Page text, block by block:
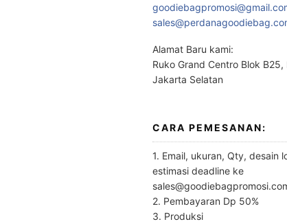
Alamat Baru kami:
Ruko Grand Centro Blok
Jakarta Selatan
CARA PEMESANAN:
1. Email, ukuran, Qty, desain
estimasi deadline ke
2. Pembayaran Dp 50%
3. Produksi